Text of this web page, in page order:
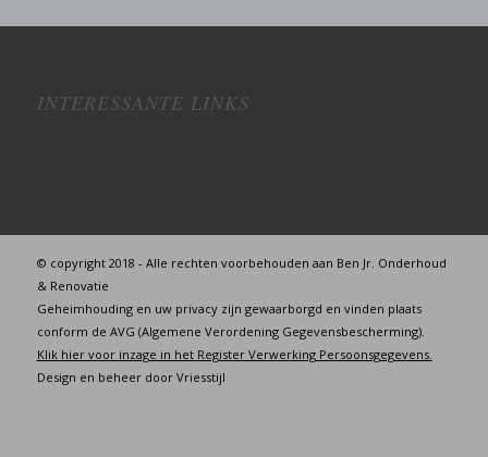
INTERESSANTE LINKS
© copyright 2018 - Alle rechten voorbehouden aan Ben Jr. Onderhoud
& Renovatie
Geheimhouding en uw privacy zijn gewaarborgd en vinden plaats
conform de AVG (Algemene Verordening Gegevensbescherming).
Klik hier voor inzage in het Register Verwerking Persoonsgegevens.
Design en beheer door Vriesstijl